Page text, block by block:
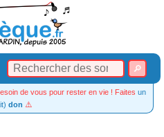
de vous pour rester en vie ! Faites un
don ⚠️